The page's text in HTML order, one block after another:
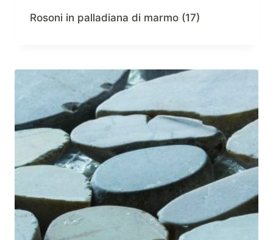
Rosoni in palladiana di marmo (17)